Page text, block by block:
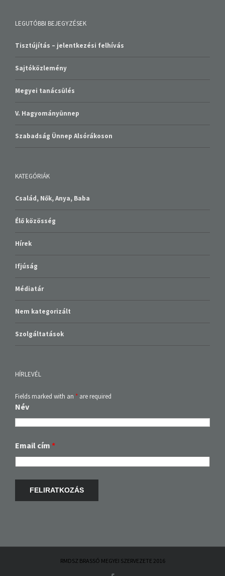
LEGUTÓBBI BEJEGYZÉSEK
Tisztújítás – jelentkezési felhívás
Sajtóközlemény
Megyei tanácsülés
V. Hagyományünnep
Szabadság Ünnep Alsórákoson
KATEGÓRIÁK
Család, Nők, Anya, Baba
Élő közösség
Hírek
Ifjúság
Médiatár
Nem kategorizált
Szolgáltatások
HÍRLEVÉL
Fields marked with an * are required
Név
Email cím *
RMDSZ BRASSÓ MEGYEI SZERVEZETE 2016